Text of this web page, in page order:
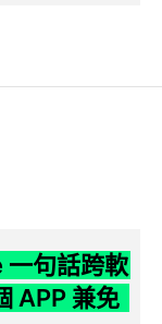
句話跨軟
APP 兼免